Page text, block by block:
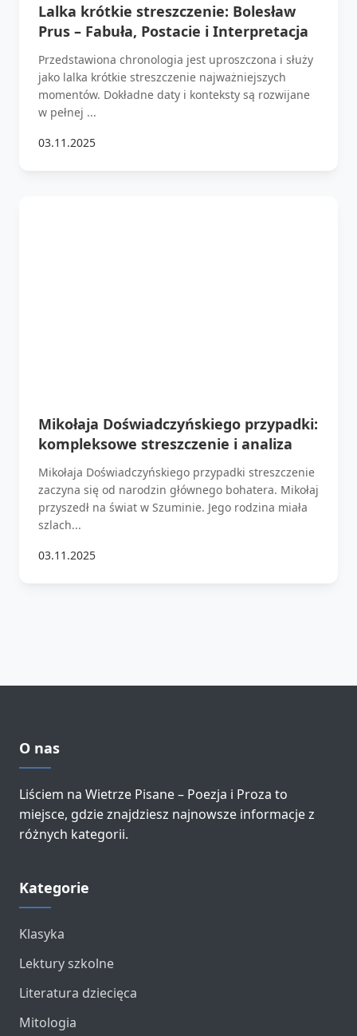
Lalka krótkie streszczenie: Bolesław
Prus – Fabuła, Postacie i Interpretacja
Przedstawiona chronologia jest uproszczona i służy
jako lalka krótkie streszczenie najważniejszych
momentów. Dokładne daty i konteksty są rozwijane
w pełnej ...
03.11.2025
Mikołaja Doświadczyńskiego przypadki:
kompleksowe streszczenie i analiza
Mikołaja Doświadczyńskiego przypadki streszczenie
zaczyna się od narodzin głównego bohatera. Mikołaj
przyszedł na świat w Szuminie. Jego rodzina miała
szlach...
03.11.2025
O nas
Liściem na Wietrze Pisane – Poezja i Proza to
miejsce, gdzie znajdziesz najnowsze informacje z
różnych kategorii.
Kategorie
Klasyka
Lektury szkolne
Literatura dziecięca
Mitologia